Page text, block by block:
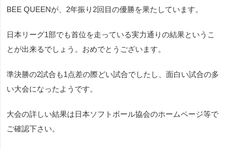
BEE QUEENが、2年振り2回目の優勝を果たしています。
日本リーグ1部でも首位を走っている実力通りの結果というこ
とが出来るでしょう。おめでとうございます。
準決勝の2試合も1点差の際どい試合でしたし、面白い試合の多
い大会になったようです。
大会の詳しい結果は日本ソフトボール協会のホームページ等で
ご確認下さい。